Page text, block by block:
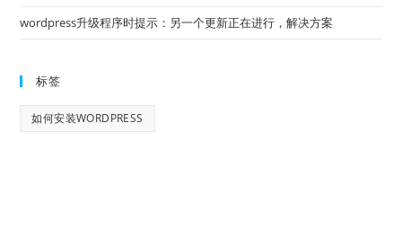
wordpress升级程序时提示：另一个更新正在进行，解决方案
标签
如何安装WORDPRESS